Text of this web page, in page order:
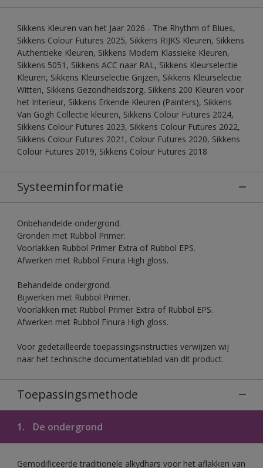
Sikkens Kleuren van het Jaar 2026 - The Rhythm of Blues,
Sikkens Colour Futures 2025, Sikkens RIJKS Kleuren, Sikkens
Authentieke Kleuren, Sikkens Modern Klassieke Kleuren,
Sikkens 5051, Sikkens ACC naar RAL, Sikkens Kleurselectie
Kleuren, Sikkens Kleurselectie Grijzen, Sikkens Kleurselectie
Witten, Sikkens Gezondheidszorg, Sikkens 200 Kleuren voor
het Interieur, Sikkens Erkende Kleuren (Painters), Sikkens
Van Gogh Collectie kleuren, Sikkens Colour Futures 2024,
Sikkens Colour Futures 2023, Sikkens Colour Futures 2022,
Sikkens Colour Futures 2021, Colour Futures 2020, Sikkens
Colour Futures 2019, Sikkens Colour Futures 2018
Systeeminformatie
Onbehandelde ondergrond.
Gronden met Rubbol Primer.
Voorlakken Rubbol Primer Extra of Rubbol EPS.
Afwerken met Rubbol Finura High gloss.
Behandelde ondergrond.
Bijwerken met Rubbol Primer.
Voorlakken met Rubbol Primer Extra of Rubbol EPS.
Afwerken met Rubbol Finura High gloss.
Voor gedetailleerde toepassingsinstructies verwijzen wij
naar het technische documentatieblad van dit product.
Toepassingsmethode
1. De ondergrond
Gemodificeerde traditionele alkydhars voor het aflakken van